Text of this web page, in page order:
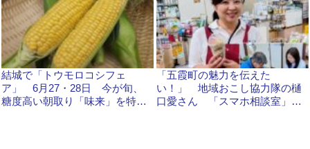
結城で「トウモロコシフェ
ア」 6月27・28日 今が旬、
糖度高い朝取り「味来」を特別
「五霞町の魅力を伝えた
い！」 地域おこし協力隊の樋
口愛さん 「スマホ相談室」も